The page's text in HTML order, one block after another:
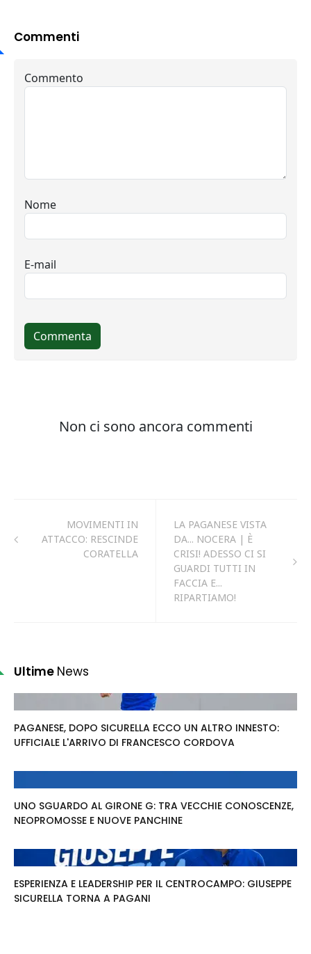
Commenti
MOVIMENTI IN
ATTACCO: RESCINDE
CORATELLA
LA PAGANESE VISTA
DA... NOCERA | È
CRISI! ADESSO CI SI
GUARDI TUTTI IN
FACCIA E...
RIPARTIAMO!
Ultime News
PAGANESE, DOPO SICURELLA ECCO UN ALTRO INNESTO:
UFFICIALE L'ARRIVO DI FRANCESCO CORDOVA
UNO SGUARDO AL GIRONE G: TRA VECCHIE CONOSCENZE,
NEOPROMOSSE E NUOVE PANCHINE
ESPERIENZA E LEADERSHIP PER IL CENTROCAMPO: GIUSEPPE
SICURELLA TORNA A PAGANI